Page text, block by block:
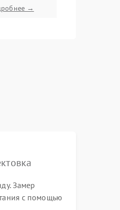
→
Замер
с помощью